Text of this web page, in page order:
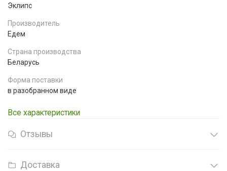
Эклипс
Производитель
Едем
Страна производства
Беларусь
Форма поставки
в разобранном виде
Все характеристики
Отзывы
Доставка